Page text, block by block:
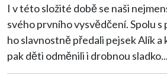
I v této složité době se naši
svého prvního vysvědčení. Spolu s
ho slavnostně předali pejsek Alík
pak děti odměnili i drobnou sladko...